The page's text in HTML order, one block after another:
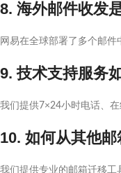
8. 海外邮件收发
网易在全球部署了多个邮件
9. 技术支持服务
我们提供7×24小时电话、
10. 如何从其他
我们提供专业的邮箱迁移工